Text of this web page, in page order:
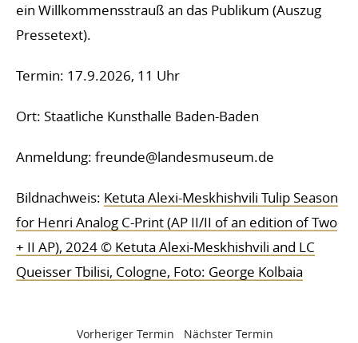
ein Willkommensstrauß an das Publikum (Auszug
Pressetext).
Termin: 17.9.2026, 11 Uhr
Ort: Staatliche Kunsthalle Baden-Baden
Anmeldung: freunde@landesmuseum.de
Bildnachweis: Ketuta Alexi-Meskhishvili Tulip Season
for Henri Analog C-Print (AP II/II of an edition of Two
+ II AP), 2024 © Ketuta Alexi-Meskhishvili and LC
Queisser Tbilisi, Cologne, Foto: George Kolbaia
Vorheriger Termin Nächster Termin